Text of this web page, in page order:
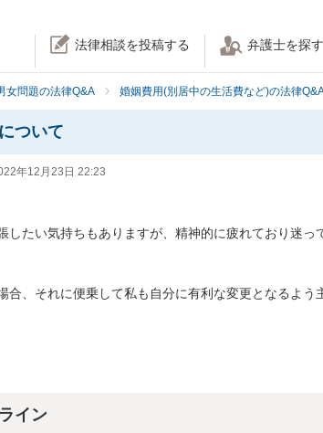
法律相談を投稿する 弁護士を探す
女問題の法律Q&A 婚姻費用(別居中の生活費など)の法律
ついて
年12月23日 22:23
したい気持ちもありますが、精神的に疲れており迷っ
合、それに便乗して私も自分に有利な変更となるよう
イン